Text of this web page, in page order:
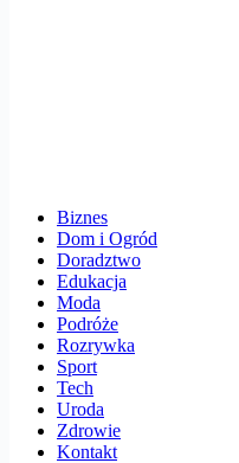
Biznes
Dom i Ogród
Doradztwo
Edukacja
Moda
Podróże
Rozrywka
Sport
Tech
Uroda
Zdrowie
Kontakt